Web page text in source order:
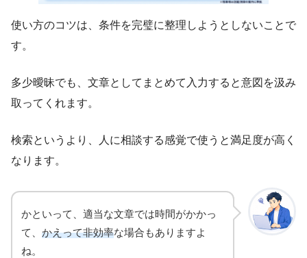
使い方のコツは、条件を完璧に整理しようとしないことで
す。
多少曖昧でも、文章としてまとめて入力すると意図を汲み
取ってくれます。
検索というより、人に相談する感覚で使うと満足度が高く
なります。
かといって、適当な文章では時間がかかっ
て、 かえって非効率な場合もありますよ
ね。